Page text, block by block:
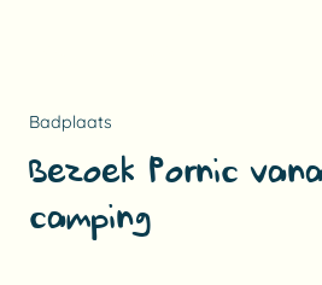
Badplaats
Bezoek Pornic
camping